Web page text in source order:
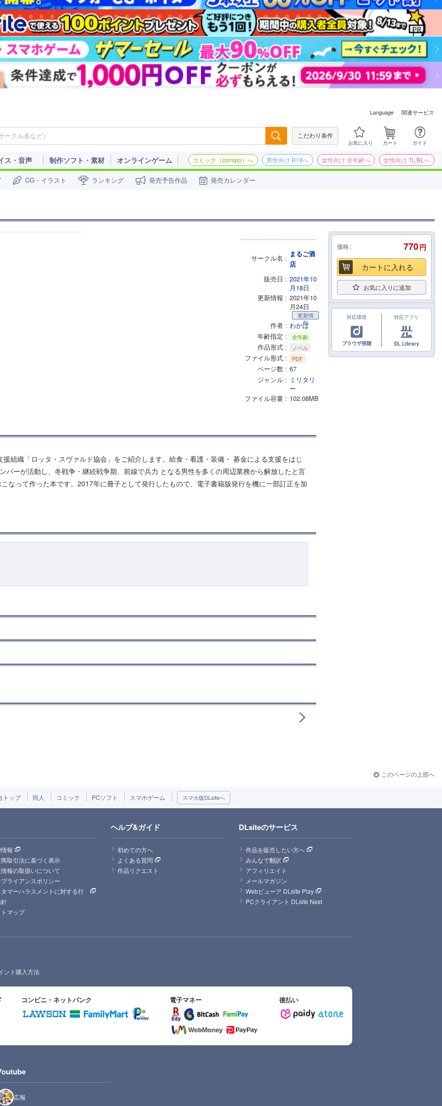
Language 関連サービス
こだわり条件
お気に入り カート ガイド
ス・音声 制作ソフト・素材 オンラインゲーム コミック（comipo）へ 男性向け R18へ 女性向け 全年齢へ 女性向け TL/BLへ
CG・イラスト ランキング 発売予告作品 発売カレンダー
サークル名
まるご酒
店
販売日
2021年10
月18日
更新情報
2021年10
月24日
更新情
報
作者
わかば
年齢指定
全年齢
作品形式 ノベル
ファイル形式 PDF
ページ数
67
ジャンル
ミリタリ
ー
ファイル容量
102.08MB
組織「ロッタ・スヴァルド協会」をご紹介します。給食・看護・装備・ 募金による支援をはじ
ーが活動し、冬戦争・継続戦争期、前線で兵力 となる男性を多くの周辺業務から解放したと言
なって作った本です。2017年に冊子として発行したもので、電子書籍版発行を機に一部訂正を加
価格 770円
カートに入れる
お気に入りに追加
対応環境
ブラウザ視聴
対応アプリ
DL Library
このページの上部へ
トップ 同人 コミック PCソフト スマホゲーム スマホ版DLsiteへ
報
取引法に基づく表示
報の取扱いについて
ライアンスポリシー
マーハラスメントに対する行
マップ
ヘルプ&ガイド
初めての方へ
よくある質問
作品リクエスト
DLsiteのサービス
作品を販売したい方へ
みんなで翻訳
アフィリエイト
メールマガジン
Webビューア DLsite Play
PCクライアント DLsite Nest
ント購入方法
コンビニ・ネットバンク 電子マネー 後払い
広報